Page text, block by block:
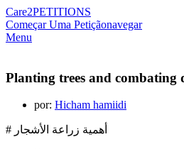
Care2PETITIONS
Começar Uma Petiçãonavegar
Menu
Planting trees and combating
por: Hicham hamiidi
# أهمية زراعة الأشجار